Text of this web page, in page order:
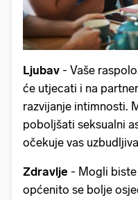
Ljubav - Vaše
će utjecati i na
razvijanje intimnosti.
poboljšati seksualni
očekuje vas
Zdravlje - Mogli
općenito se bolje